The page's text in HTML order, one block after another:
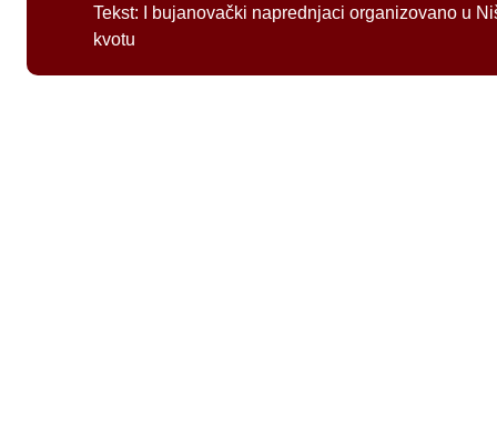
Tekst:
I bujanovački naprednjaci organizovano u
kvotu